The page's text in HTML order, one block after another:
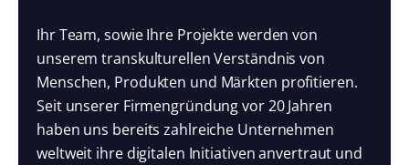
Ihr Team, sowie Ihre Projekte werden von
unserem transkulturellen Verständnis von
Menschen, Produkten und Märkten profitieren.
Seit unserer Firmengründung vor 20 Jahren
haben uns bereits zahlreiche Unternehmen
weltweit ihre digitalen Initiativen anvertraut und